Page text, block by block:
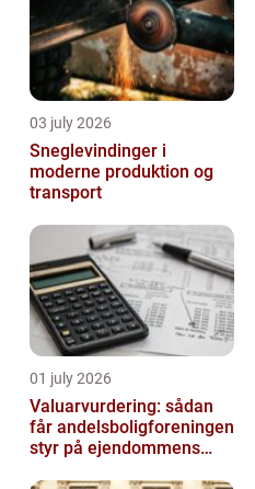
03 july 2026
Sneglevindinger i
moderne produktion og
transport
01 july 2026
Valuarvurdering: sådan
får andelsboligforeningen
styr på ejendommens